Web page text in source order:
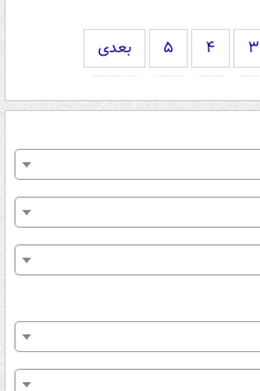
۳ ۴ ۵ بعدی